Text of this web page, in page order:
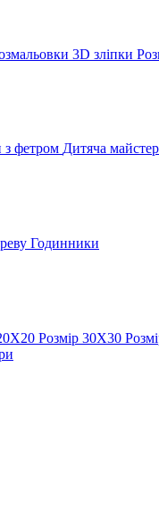
3D зліпки
з фетром Дитяча
Годинники
Розмір 30Х30